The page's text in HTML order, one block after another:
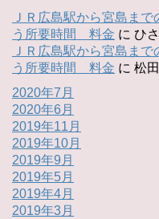
ＪＲ広島駅から宮島ま
う所要時間 料金 に ひ
ＪＲ広島駅から宮島ま
う所要時間 料金 に 松
2020年7月
2020年6月
2019年11月
2019年10月
2019年9月
2019年5月
2019年4月
2019年3月